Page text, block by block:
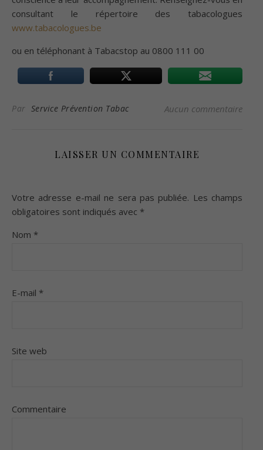
consultant le répertoire des tabacologues
www.tabacologues.be
ou en téléphonant à Tabacstop au 0800 111 00
Par Service Prévention Tabac Aucun commentaire
LAISSER UN COMMENTAIRE
Votre adresse e-mail ne sera pas publiée. Les champs
obligatoires sont indiqués avec *
Nom *
E-mail *
Site web
Commentaire